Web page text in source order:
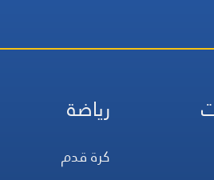
رياضة
كرة قدم